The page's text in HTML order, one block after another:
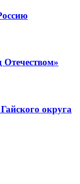
Отечеством»
округа